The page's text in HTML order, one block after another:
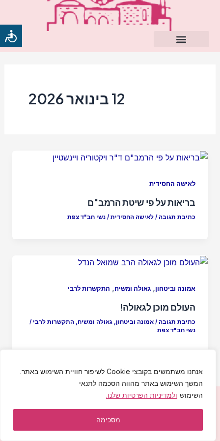
אנחנו משתמשים בקובצי Cookie לשיפור חוויית השימוש באתר.
המשך השימוש באתר מהווה הסכמה לתנאי
השימוש ולמדיניות הפרטיות שלנו.
מסכימה
12 בינואר 2026
לאישה החסידית
בריאות על פי שיטת הרמב"ם
כתיבת תגובה / לאישה החסידית/ נשי חב"ד צפת
אמונה וביטחון, גאולה ומשיח, התקשרות לרבי
העולם מוכן לגאולה!
כתיבת תגובה / אמונה וביטחון גאולה ומשיח התקשרות לרבי /
נשי חב"ד צפת
יחי אדוננו מורנו ורבינו מלך המשיח לעולם ועד!